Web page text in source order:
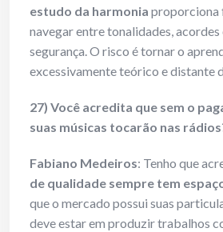
estudo da harmonia proporciona
navegar entre tonalidades,
segurança. O risco é tornar o
excessivamente teórico e distante
27) Você acredita que sem o
suas músicas tocarão nas rá
Fabiano Medeiros: Tenho que
de qualidade sempre tem
que o mercado possui suas
deve estar em produzir trabalhos